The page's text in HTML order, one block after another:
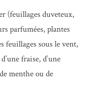
(feuillages duveteux,
parfumées, plantes
feuillages sous le vent,
fraise, d’une
menthe ou de